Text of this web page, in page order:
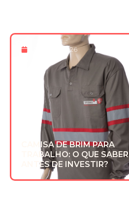
13 De Fev 2026
CAMISA DE BRIM PARA
TRABALHO: O QUE SABER
ANTES DE INVESTIR?